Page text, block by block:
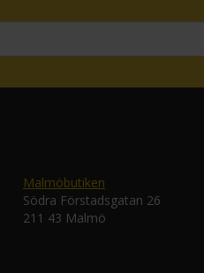
Malmöbutiken
Södra Förstadsgatan 26
211 43 Malmö